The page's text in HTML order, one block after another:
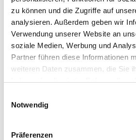
zu können und die Zugriffe auf
analysieren. Außerdem geben wir
Verwendung unserer Website an
soziale Medien, Werbung und
Partner führen diese Informationen
weiteren Daten zusammen, die Sie
haben oder die sie im Rahmen Ihrer
Notwendig
Präferenzen
Umrechnungsfaktoren